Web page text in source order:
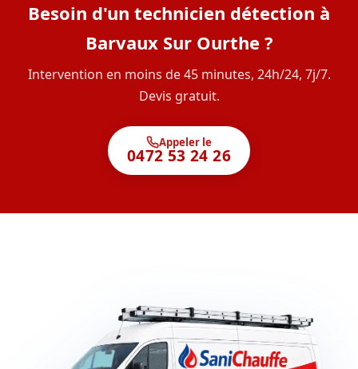
Besoin d'un technicien détection à
Barvaux Sur Ourthe ?
Intervention en moins de 45 minutes, 24h/24, 7j/7.
Devis gratuit.
Appeler le
0472 53 24 26